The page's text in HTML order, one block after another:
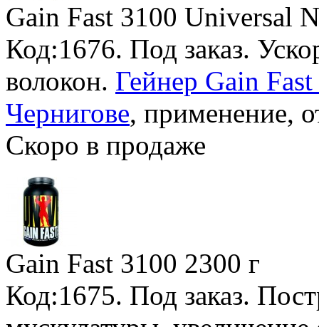
Gain Fast 3100 Universal
Код:1676. Под заказ.
волокон. Гейнер Gain
Чернигове, применение,
Скоро в продаже
Gain Fast 3100 2300 г
Код:1675. Под заказ.